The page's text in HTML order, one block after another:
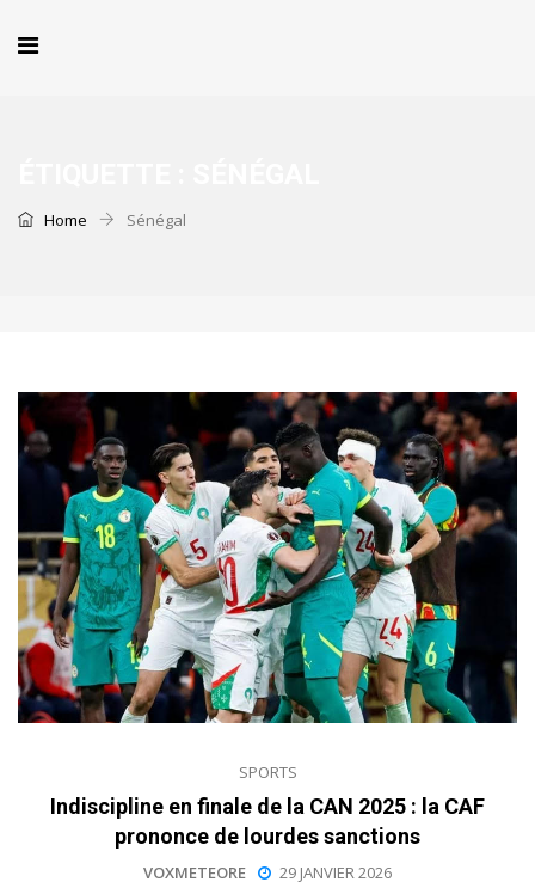
Home Sénégal
SPORTS
Indiscipline en finale de la CAN 2025 : la CAF
prononce de lourdes sanctions
VOXMETEORE 29 JANVIER 2026